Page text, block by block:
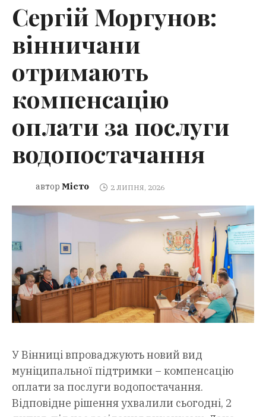
Сергій Моргунов:
вінничани
отримають
компенсацію
оплати за послуги
водопостачання
автор Місто 2 ЛИПНЯ, 2026
У Вінниці впроваджують новий вид
муніципальної підтримки – компенсацію
оплати за послуги водопостачання.
Відповідне рішення ухвалили сьогодні, 2